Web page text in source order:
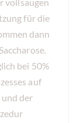
für die
dann
bei 50%
auf
der